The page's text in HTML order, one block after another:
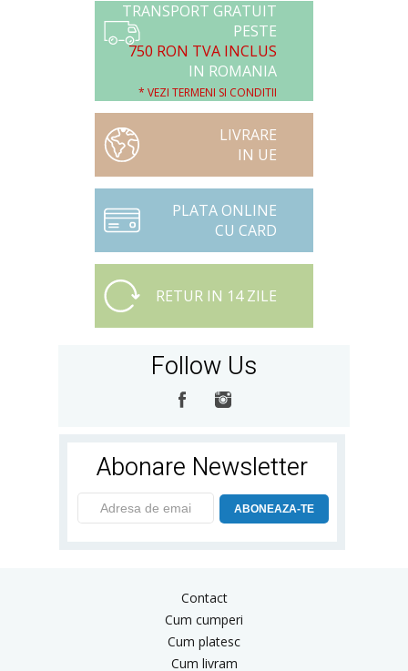
TRANSPORT GRATUIT
PESTE
750 RON TVA INCLUS
IN ROMANIA
* VEZI TERMENI SI CONDITII
LIVRARE
IN UE
PLATA ONLINE
CU CARD
RETUR IN 14 ZILE
Follow Us
Abonare Newsletter
ABONEAZA-TE
Contact
Cum cumperi
Cum platesc
Cum livram